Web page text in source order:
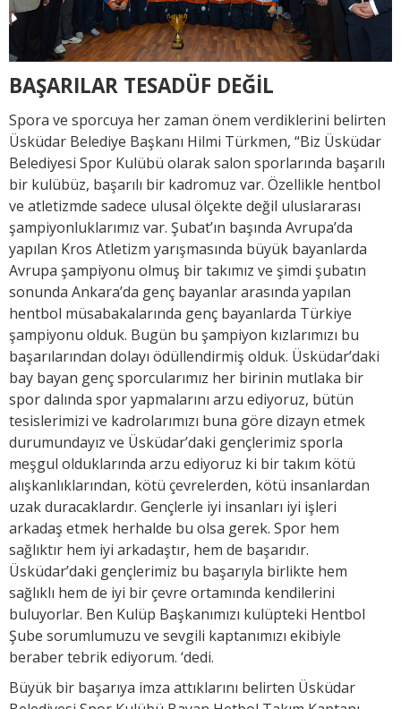
BAŞARILAR TESADÜF DEĞİL
Spora ve sporcuya her zaman önem verdiklerini belirten
Üsküdar Belediye Başkanı Hilmi Türkmen, “Biz Üsküdar
Belediyesi Spor Kulübü olarak salon sporlarında başarılı
bir kulübüz, başarılı bir kadromuz var. Özellikle hentbol
ve atletizmde sadece ulusal ölçekte değil uluslararası
şampiyonluklarımız var. Şubat’ın başında Avrupa’da
yapılan Kros Atletizm yarışmasında büyük bayanlarda
Avrupa şampiyonu olmuş bir takımız ve şimdi şubatın
sonunda Ankara’da genç bayanlar arasında yapılan
hentbol müsabakalarında genç bayanlarda Türkiye
şampiyonu olduk. Bugün bu şampiyon kızlarımızı bu
başarılarından dolayı ödüllendirmiş olduk. Üsküdar’daki
bay bayan genç sporcularımız her birinin mutlaka bir
spor dalında spor yapmalarını arzu ediyoruz, bütün
tesislerimizi ve kadrolarımızı buna göre dizayn etmek
durumundayız ve Üsküdar’daki gençlerimiz sporla
meşgul olduklarında arzu ediyoruz ki bir takım kötü
alışkanlıklarından, kötü çevrelerden, kötü insanlardan
uzak duracaklardır. Gençlerle iyi insanları iyi işleri
arkadaş etmek herhalde bu olsa gerek. Spor hem
sağlıktır hem iyi arkadaştır, hem de başarıdır.
Üsküdar’daki gençlerimiz bu başarıyla birlikte hem
sağlıklı hem de iyi bir çevre ortamında kendilerini
buluyorlar. Ben Kulüp Başkanımızı kulüpteki Hentbol
Şube sorumlumuzu ve sevgili kaptanımızı ekibiyle
beraber tebrik ediyorum. ‘dedi.
Büyük bir başarıya imza attıklarını belirten Üsküdar